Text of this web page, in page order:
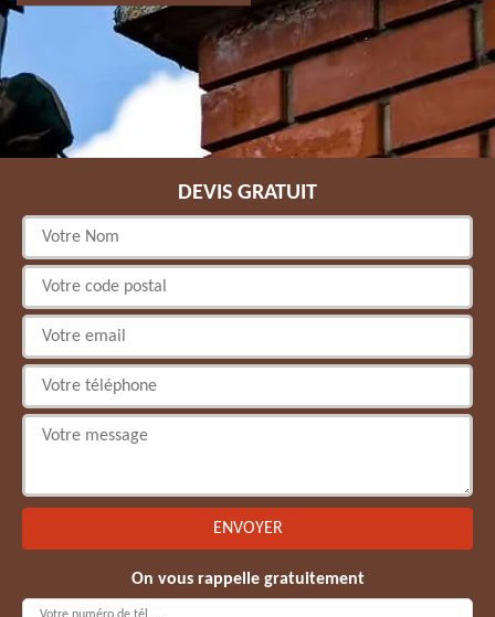
DEVIS GRATUIT
On vous rappelle gratuitement